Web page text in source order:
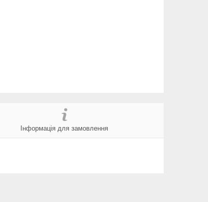
Інформація для замовлення